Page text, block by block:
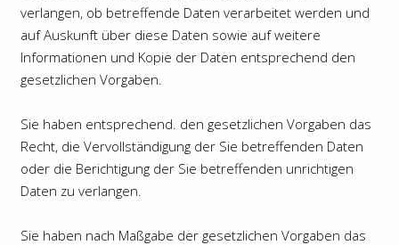
verlangen, ob betreffende Daten verarbeitet werden und
auf Auskunft über diese Daten sowie auf weitere
Informationen und Kopie der Daten entsprechend den
gesetzlichen Vorgaben.
Sie haben entsprechend. den gesetzlichen Vorgaben das
Recht, die Vervollständigung der Sie betreffenden Daten
oder die Berichtigung der Sie betreffenden unrichtigen
Daten zu verlangen.
Sie haben nach Maßgabe der gesetzlichen Vorgaben das